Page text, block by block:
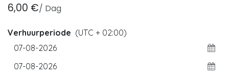
6,00 €/ Dag
Verhuurperiode (UTC + 02:00)